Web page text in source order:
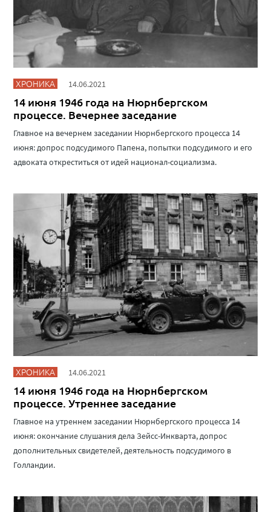
ХРОНИКА 14.06.2021
14 июня 1946 года на Нюрнбергском
процессе. Вечернее заседание
Главное на вечернем заседании Нюрнбергского процесса 14
июня: допрос подсудимого Папена, попытки подсудимого и его
адвоката откреститься от идей национал-социализма.
ХРОНИКА 14.06.2021
14 июня 1946 года на Нюрнбергском
процессе. Утреннее заседание
Главное на утреннем заседании Нюрнбергского процесса 14
июня: окончание слушания дела Зейсс-Инкварта, допрос
дополнительных свидетелей, деятельность подсудимого в
Голландии.